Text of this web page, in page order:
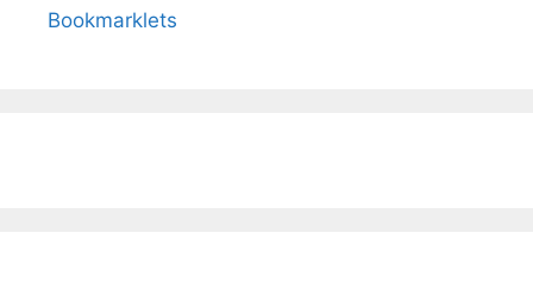
Bookmarklets